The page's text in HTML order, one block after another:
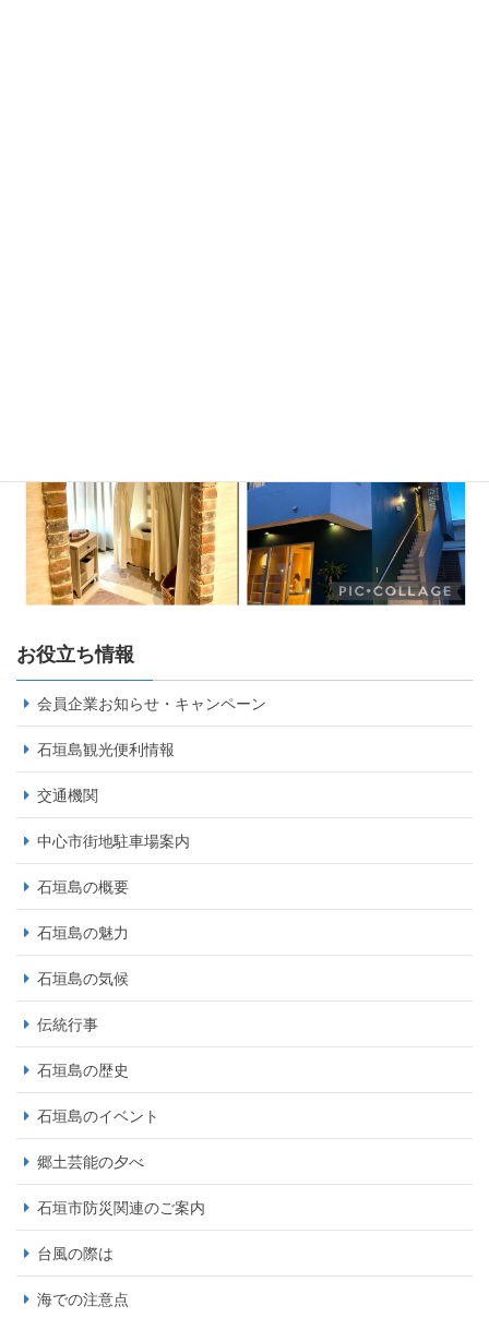
お役立ち情報
会員企業お知らせ・キャンペーン
石垣島観光便利情報
交通機関
中心市街地駐車場案内
石垣島の概要
石垣島の魅力
石垣島の気候
伝統行事
石垣島の歴史
石垣島のイベント
郷土芸能の夕べ
石垣市防災関連のご案内
台風の際は
海での注意点